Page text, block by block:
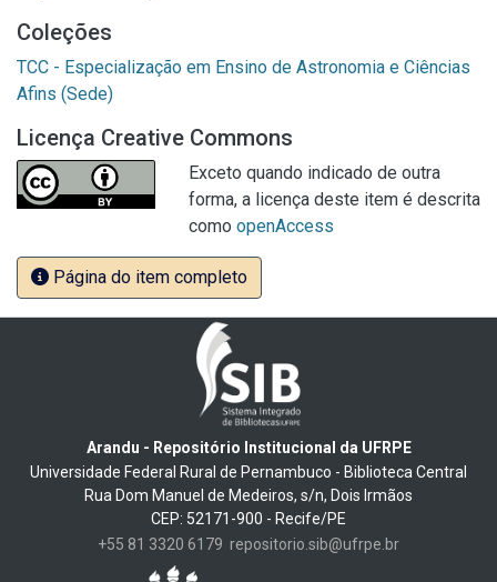
Coleções
TCC - Especialização em Ensino de Astronomia e Ciências
Afins (Sede)
Licença Creative Commons
Exceto quando indicado de outra
forma, a licença deste item é descrita
como openAccess
Página do item completo
Arandu - Repositório Institucional da UFRPE
Universidade Federal Rural de Pernambuco - Biblioteca Central
Rua Dom Manuel de Medeiros, s/n, Dois Irmãos
CEP: 52171-900 - Recife/PE
+55 81 3320 6179 repositorio.sib@ufrpe.br